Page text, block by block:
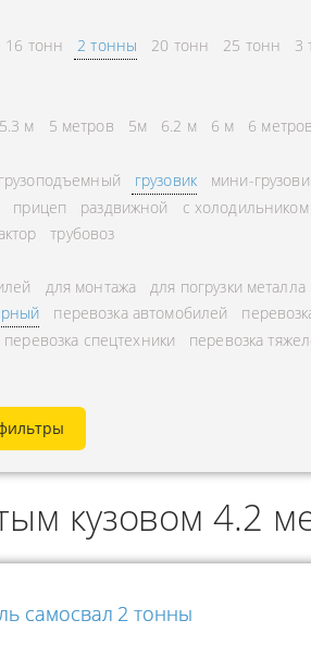
ГОРОДСКИЕ
МЕЖДУГОРОДНЫЕ
ПЕРЕВОЗКИ В БЕЛАРУСЬ
ПЕРЕВОЗКИ В
16 тонн 2 тонны 20 тонн 25 тонн 3
5.3 м 5 метров 5м 6.2 м 6 м 6 метров
грузоподъемный грузовик мини-
прицеп раздвижной с холодильником
трубовоз
для монтажа для погрузки металла
перевозка автомобилей
перевозка спецтехники перевозка
кузовом 4.2
самосвал 2 тонны